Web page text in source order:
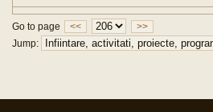
Go to page <<
>>
Jump: